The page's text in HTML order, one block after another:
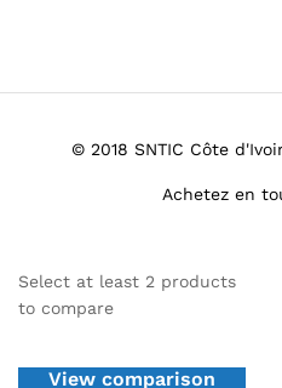
© 2018 SNTIC Côte
Achetez en
Select at least 2 products
to compare
View comparison